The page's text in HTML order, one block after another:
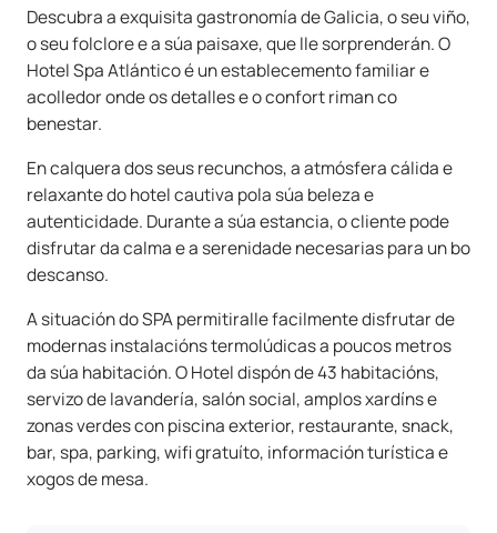
Descubra a exquisita gastronomía de Galicia, o seu viño,
o seu folclore e a súa paisaxe, que lle sorprenderán. O
Hotel Spa Atlántico é un establecemento familiar e
acolledor onde os detalles e o confort riman co
benestar.
En calquera dos seus recunchos, a atmósfera cálida e
relaxante do hotel cautiva pola súa beleza e
autenticidade. Durante a súa estancia, o cliente pode
disfrutar da calma e a serenidade necesarias para un bo
descanso.
A situación do SPA permitiralle facilmente disfrutar de
modernas instalacións termolúdicas a poucos metros
da súa habitación. O Hotel dispón de 43 habitacións,
servizo de lavandería, salón social, amplos xardíns e
zonas verdes con piscina exterior, restaurante, snack,
bar, spa, parking, wifi gratuíto, información turística e
xogos de mesa.